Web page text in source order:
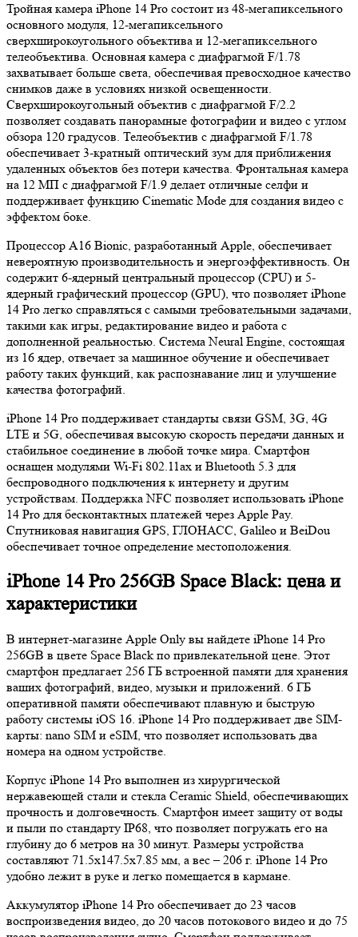
Тройная камера iPhone 14 Pro состоит из 48-мегапиксельного
основного модуля, 12-мегапиксельного
сверхширокоугольного объектива и 12-мегапиксельного
телеобъектива. Основная камера с диафрагмой F/1.78
захватывает больше света, обеспечивая превосходное качество
снимков даже в условиях низкой освещенности.
Сверхширокоугольный объектив с диафрагмой F/2.2
позволяет создавать панорамные фотографии и видео с углом
обзора 120 градусов. Телеобъектив с диафрагмой F/1.78
обеспечивает 3-кратный оптический зум для приближения
удаленных объектов без потери качества. Фронтальная камера
на 12 МП с диафрагмой F/1.9 делает отличные селфи и
поддерживает функцию Cinematic Mode для создания видео с
эффектом боке.
Процессор A16 Bionic, разработанный Apple, обеспечивает
невероятную производительность и энергоэффективность. Он
содержит 6-ядерный центральный процессор (CPU) и 5-
ядерный графический процессор (GPU), что позволяет iPhone
14 Pro легко справляться с самыми требовательными задачами,
такими как игры, редактирование видео и работа с
дополненной реальностью. Система Neural Engine, состоящая
из 16 ядер, отвечает за машинное обучение и обеспечивает
работу таких функций, как распознавание лиц и улучшение
качества фотографий.
iPhone 14 Pro поддерживает стандарты связи GSM, 3G, 4G
LTE и 5G, обеспечивая высокую скорость передачи данных и
стабильное соединение в любой точке мира. Смартфон
оснащен модулями Wi-Fi 802.11ax и Bluetooth 5.3 для
беспроводного подключения к интернету и другим
устройствам. Поддержка NFC позволяет использовать iPhone
14 Pro для бесконтактных платежей через Apple Pay.
Спутниковая навигация GPS, ГЛОНАСС, Galileo и BeiDou
обеспечивает точное определение местоположения.
iPhone 14 Pro 256GB Space Black: цена и
характеристики
В интернет-магазине Apple Only вы найдете iPhone 14 Pro
256GB в цвете Space Black по привлекательной цене. Этот
смартфон предлагает 256 ГБ встроенной памяти для хранения
ваших фотографий, видео, музыки и приложений. 6 ГБ
оперативной памяти обеспечивают плавную и быструю
работу системы iOS 16. iPhone 14 Pro поддерживает две SIM-
карты: nano SIM и eSIM, что позволяет использовать два
номера на одном устройстве.
Корпус iPhone 14 Pro выполнен из хирургической
нержавеющей стали и стекла Ceramic Shield, обеспечивающих
прочность и долговечность. Смартфон имеет защиту от воды
и пыли по стандарту IP68, что позволяет погружать его на
глубину до 6 метров на 30 минут. Размеры устройства
составляют 71.5x147.5x7.85 мм, а вес – 206 г. iPhone 14 Pro
удобно лежит в руке и легко помещается в кармане.
Аккумулятор iPhone 14 Pro обеспечивает до 23 часов
воспроизведения видео, до 20 часов потокового видео и до 75